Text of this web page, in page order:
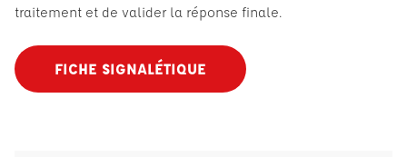
traitement et de valider la réponse finale.
FICHE SIGNALÉTIQUE